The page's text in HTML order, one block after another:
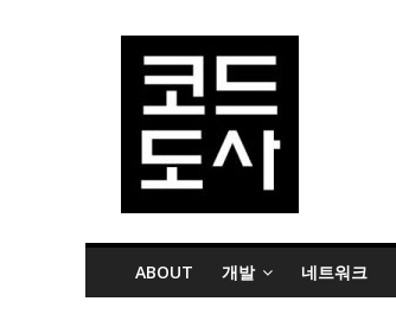
ABOUT 개발 네트워크